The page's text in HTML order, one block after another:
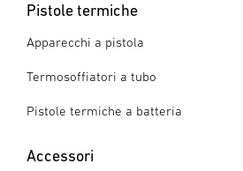
Pistole termiche
Apparecchi a pistola
Termosoffiatori a tubo
Pistole termiche a batteria
Accessori